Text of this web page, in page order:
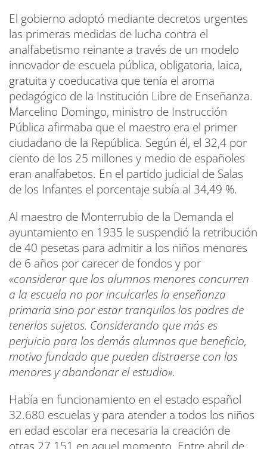
El gobierno adoptó mediante decretos urgentes
las primeras medidas de lucha contra el
analfabetismo reinante a través de un modelo
innovador de escuela pública, obligatoria, laica,
gratuita y coeducativa que tenía el aroma
pedagógico de la Institución Libre de Enseñanza.
Marcelino Domingo, ministro de Instrucción
Pública afirmaba que el maestro era el primer
ciudadano de la República. Según él, el 32,4 por
ciento de los 25 millones y medio de españoles
eran analfabetos. En el partido judicial de Salas
de los Infantes el porcentaje subía al 34,49 %.
Al maestro de Monterrubio de la Demanda el
ayuntamiento en 1935 le suspendió la retribución
de 40 pesetas para admitir a los niños menores
de 6 años por carecer de fondos y por
«considerar que los alumnos menores concurren
a la escuela no por inculcarles la enseñanza
primaria sino por estar tranquilos los padres de
tenerlos sujetos. Considerando que más es
perjuicio para los demás alumnos que beneficio,
motivo fundado que pueden distraerse con los
menores y abandonar el estudio».
Había en funcionamiento en el estado español
32.680 escuelas y para atender a todos los niños
en edad escolar era necesaria la creación de